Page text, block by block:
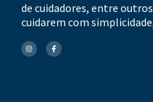
de cuidadores, entre
cuidarem com